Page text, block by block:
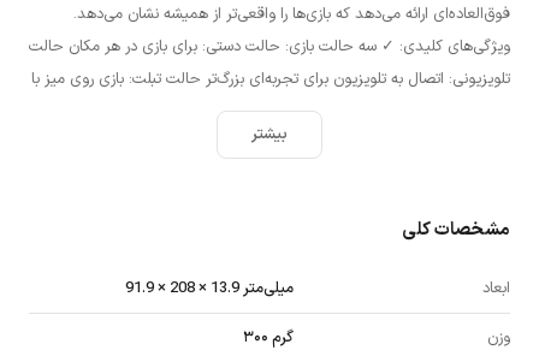
فوق‌العاده‌ای ارائه می‌دهد که بازی‌ها را واقعی‌تر از همیشه نشان می‌دهد.
ویژگی‌های کلیدی: ✓ سه حالت بازی: حالت دستی: برای بازی در هر مکان حالت
تلویزیونی: اتصال به تلویزیون برای تجربه‌ای بزرگ‌تر حالت تبلت: بازی روی میز با
بیشتر
مشخصات کلی
ابعاد 91.9 × 208 × 13.9 میلی‌متر
وزن ۳۰۰ گرم